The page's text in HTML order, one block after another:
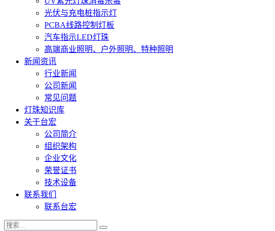
光伏与充电桩指示灯
PCBA线路控制灯板
汽车指示LED灯珠
高端商业照明、户外照明、特种照明
新闻资讯
行业新闻
公司新闻
常见问题
灯珠知识库
关于台宏
公司简介
组织架构
企业文化
荣誉证书
技术设备
联系我们
联系台宏